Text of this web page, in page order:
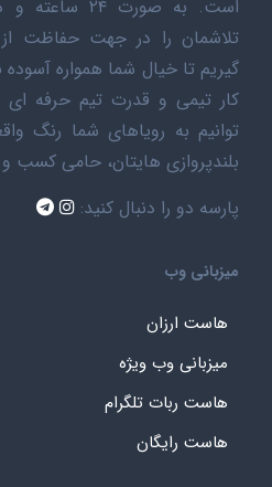
است. به صورت
تلاشمان را در جهت حفاظت از
گیریم تا خیال شما همواره آسوده
کار تیمی و قدرت تیم حرفه
توانیم به رویاهای شما رنگ
بلندپروازی هایتان، حامی کسب و
پارسه دو را دنبال کنید:
میزبانی وب
هاست ارزان
میزبانی وب ویژه
هاست ربات تلگرام
هاست رایگان